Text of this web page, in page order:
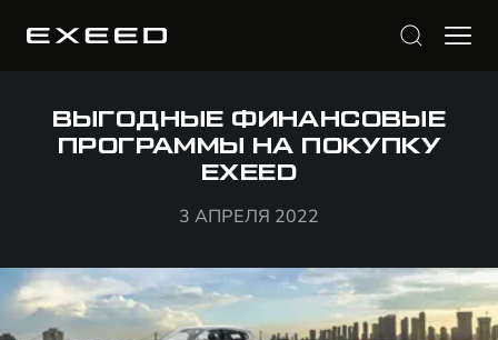
ВЫГОДНЫЕ ФИНАНСОВЫЕ
ПРОГРАММЫ НА ПОКУПКУ
EXEED
3 АПРЕЛЯ 2022